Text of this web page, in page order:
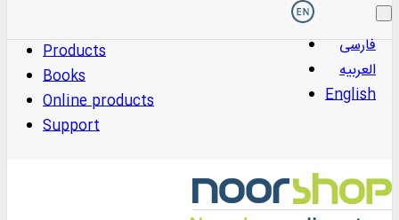
فارسی
العربیه
English
Products
Books
Online products
Support